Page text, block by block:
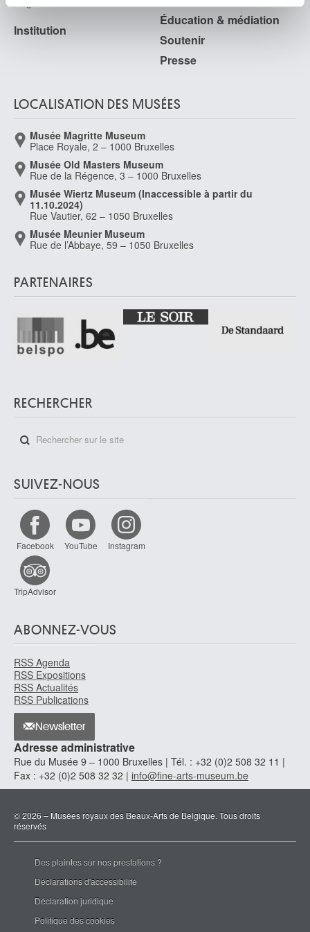
partageons également des informations sur l'utilisation de
notre site avec nos partenaires de médias sociaux, de
publicité et d'analyse, qui peuvent combiner celles-ci
avec d'autres informations que vous leur avez fournies
Institution
Éducation & médiation
Soutenir
Presse
LOCALISATION DES MUSÉES
Musée Magritte Museum
Place Royale, 2 – 1000 Bruxelles
Musée Old Masters Museum
Rue de la Régence, 3 – 1000 Bruxelles
Musée Wiertz Museum (Inaccessible à partir du
11.10.2024)
Rue Vautier, 62 – 1050 Bruxelles
Musée Meunier Museum
Rue de l’Abbaye, 59 – 1050 Bruxelles
PARTENAIRES
RECHERCHER
SUIVEZ-NOUS
Facebook YouTube Instagram
TripAdvisor
ABONNEZ-VOUS
RSS Agenda
RSS Expositions
RSS Actualités
RSS Publications
Newsletter
Adresse administrative
Rue du Musée 9 – 1000 Bruxelles | Tél. : +32 (0)2 508 32 11 |
Fax : +32 (0)2 508 32 32 | info@fine-arts-museum.be
© 2026 – Musées royaux des Beaux-Arts de Belgique. Tous droits
réservés
Des plaintes sur nos prestations ?
Déclarations d'accessibilité
Déclaration juridique
Politique des cookies